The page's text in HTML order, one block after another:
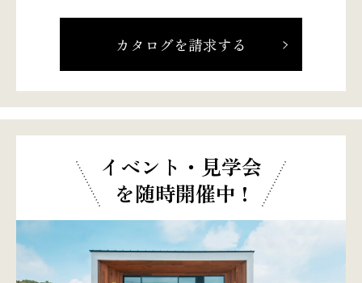
カタログを請求する
イベント・見学会
を随時開催中 !